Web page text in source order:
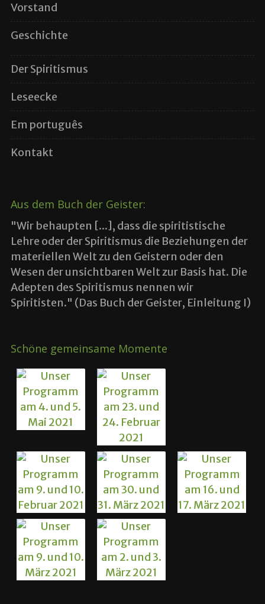
Vorstand
Geschichte
Der Spiritismus
Leseecke
Em português
Kontakt
Aus dem Buch der Geister:
"Wir behaupten [...], dass die spiritistische
Lehre oder der Spiritismus die Beziehungen der
materiellen Welt zu den Geistern oder den
Wesen der unsichtbaren Welt zur Basis hat. Die
Adepten des Spiritismus nennen wir
Spiritisten." (Das Buch der Geister, Einleitung I)
Schöne gemeinsame Momente